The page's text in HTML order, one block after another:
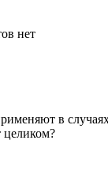
нет
в
целиком?